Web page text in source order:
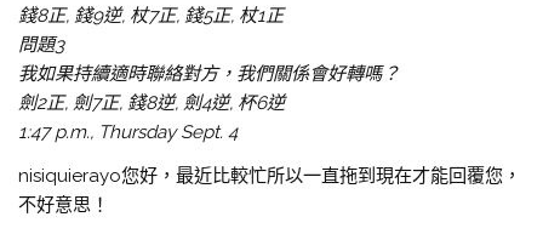
錢8正, 錢9逆, 杖7正, 錢5正, 杖1正
問題3
我如果持續適時聯絡對方，我們關係會好轉嗎？
劍2正, 劍7正, 錢8逆, 劍4逆, 杯6逆
1:47 p.m., Thursday Sept. 4
nisiquierayo您好，最近比較忙所以一直拖到現在才能回覆您，
不好意思！